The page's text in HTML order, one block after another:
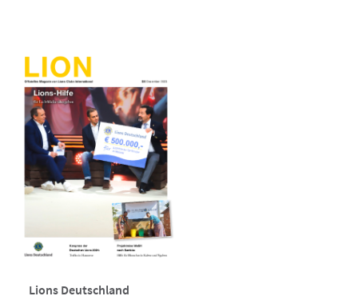
Lions Deutschland